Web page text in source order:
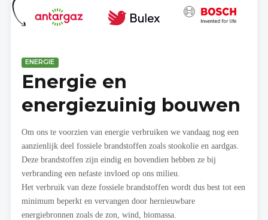
ENERGIE
Energie en
energiezuinig bouwen
Om ons te voorzien van energie verbruiken we vandaag nog een
aanzienlijk deel fossiele brandstoffen zoals stookolie en aardgas.
Deze brandstoffen zijn eindig en bovendien hebben ze bij
verbranding een nefaste invloed op ons milieu.
Het verbruik van deze fossiele brandstoffen wordt dus best tot een
minimum beperkt en vervangen door hernieuwbare
energiebronnen zoals de zon, wind, biomassa.